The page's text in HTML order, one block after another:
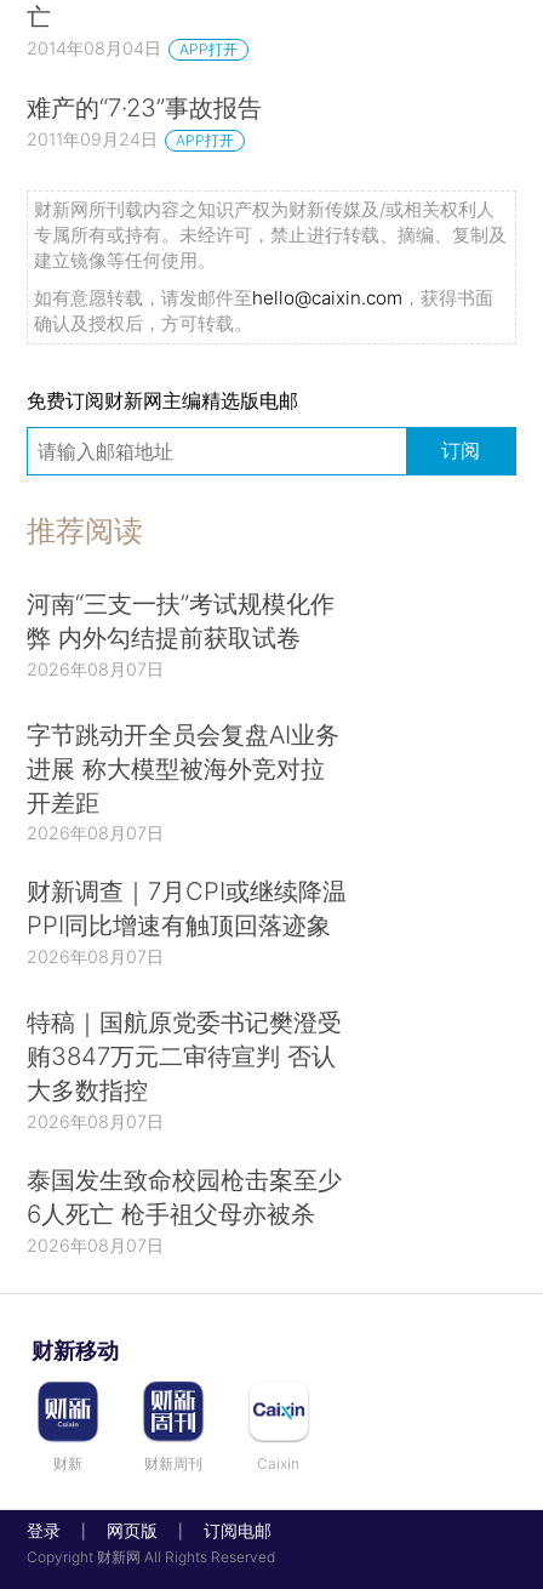
亡
2014年08月04日 APP打开
难产的“7·23”事故报告
2011年09月24日 APP打开
财新网所刊载内容之知识产权为财新传媒及/或相关权利人
专属所有或持有。未经许可，禁止进行转载、摘编、复制及
建立镜像等任何使用。
如有意愿转载，请发邮件至hello@caixin.com ，获得书面
确认及授权后，方可转载。
免费订阅财新网主编精选版电邮
订阅
推荐阅读
河南“三支一扶”考试规模化作
弊 内外勾结提前获取试卷
2026年08月07日
字节跳动开全员会复盘AI业务
进展 称大模型被海外竞对拉
开差距
2026年08月07日
财新调查｜7月CPI或继续降温
PPI同比增速有触顶回落迹象
2026年08月07日
特稿｜国航原党委书记樊澄受
贿3847万元二审待宣判 否认
大多数指控
2026年08月07日
泰国发生致命校园枪击案至少
6人死亡 枪手祖父母亦被杀
2026年08月07日
财新移动
财新 财新周刊 Caixin
登录 网页版 订阅电邮
Copyright 财新网 All Rights Reserved